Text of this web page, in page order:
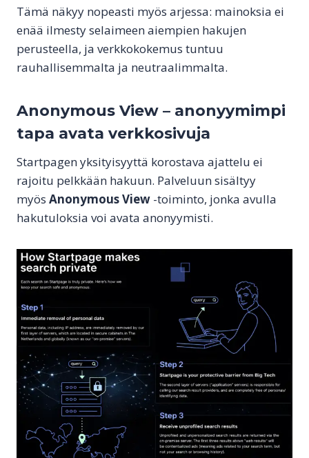
Tämä näkyy nopeasti myös arjessa: mainoksia ei
enää ilmesty selaimeen aiempien hakujen
perusteella, ja verkkokokemus tuntuu
rauhallisemmalta ja neutraalimmalta.
Anonymous View – anonyymimpi
tapa avata verkkosivuja
Startpagen yksityisyyttä korostava ajattelu ei
rajoitu pelkkään hakuun. Palveluun sisältyy
myös Anonymous View -toiminto, jonka avulla
hakutuloksia voi avata anonyymisti.